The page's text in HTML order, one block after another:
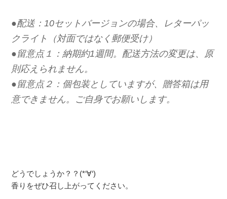
●配送：10セットバージョンの場合、レターパッ
クライト（対面ではなく郵便受け）
●留意点１：納期約1週間。配送方法の変更は、原
則応えられません。
●留意点２：個包装としていますが、贈答箱は用
意できません。ご自身でお願いします。
どうでしょうか？？(*‘∀‘)
香りをぜひ召し上がってください。